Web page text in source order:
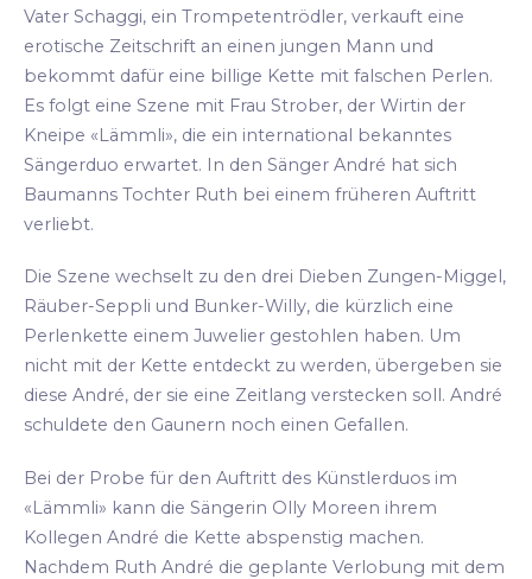
Vater Schaggi, ein Trompetentrödler, verkauft eine
erotische Zeitschrift an einen jungen Mann und
bekommt dafür eine billige Kette mit falschen Perlen.
Es folgt eine Szene mit Frau Strober, der Wirtin der
Kneipe «Lämmli», die ein international bekanntes
Sängerduo erwartet. In den Sänger André hat sich
Baumanns Tochter Ruth bei einem früheren Auftritt
verliebt.
Die Szene wechselt zu den drei Dieben Zungen-Miggel,
Räuber-Seppli und Bunker-Willy, die kürzlich eine
Perlenkette einem Juwelier gestohlen haben. Um
nicht mit der Kette entdeckt zu werden, übergeben sie
diese André, der sie eine Zeitlang verstecken soll. André
schuldete den Gaunern noch einen Gefallen.
Bei der Probe für den Auftritt des Künstlerduos im
«Lämmli» kann die Sängerin Olly Moreen ihrem
Kollegen André die Kette abspenstig machen.
Nachdem Ruth André die geplante Verlobung mit dem